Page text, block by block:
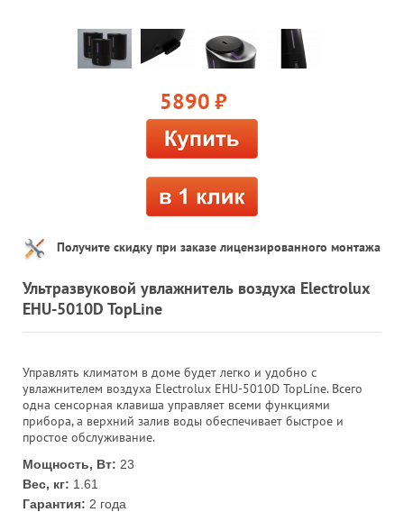
5890 руб.
Получите скидку при заказе лицензированного монтажа
Ультразвуковой увлажнитель воздуха Electrolux
EHU-5010D TopLine
Управлять климатом в доме будет легко и удобно с
увлажнителем воздуха Electrolux EHU-5010D TopLine. Всего
одна сенсорная клавиша управляет всеми функциями
прибора, а верхний залив воды обеспечивает быстрое и
простое обслуживание.
Мощность, Вт: 23
Вес, кг: 1.61
Гарантия: 2 года